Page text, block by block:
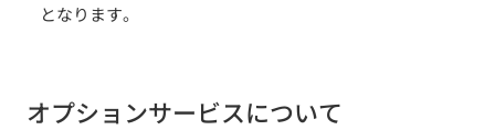
となります。
オプションサービスについて